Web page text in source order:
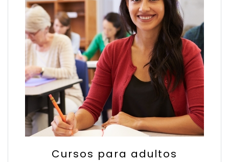
Cursos para adultos